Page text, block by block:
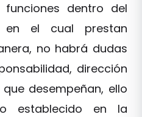
funciones dentro del
el cual prestan
no habrá dudas
dirección
desempeñan, ello
establecido en la